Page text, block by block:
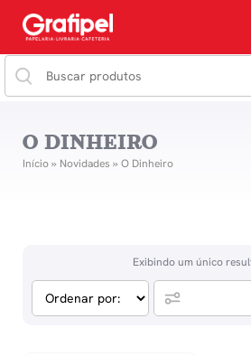
O DINHEIRO
Início» Novidades » O Dinheiro
Exibindo um único